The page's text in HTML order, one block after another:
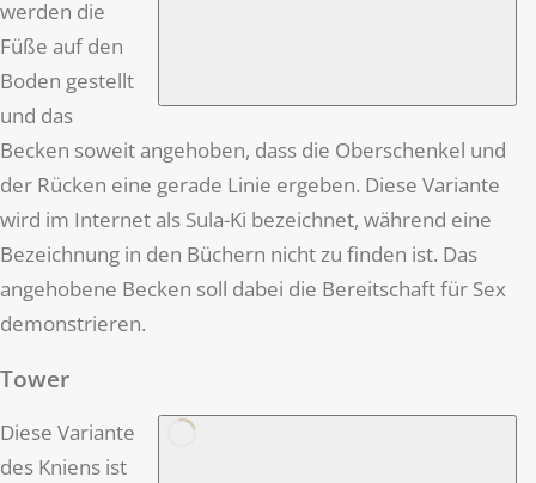
werden die
Füße auf den
Boden gestellt
und das
Becken soweit angehoben, dass die Oberschenkel und
der Rücken eine gerade Linie ergeben. Diese Variante
wird im Internet als Sula-Ki bezeichnet, während eine
Bezeichnung in den Büchern nicht zu finden ist. Das
angehobene Becken soll dabei die Bereitschaft für Sex
demonstrieren.
Tower
Diese Variante
des Kniens ist